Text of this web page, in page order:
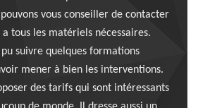
vous conseiller de contacter
tous les matériels nécessaires.
suivre quelques formations
mener à bien les interventions.
des tarifs qui sont intéressants